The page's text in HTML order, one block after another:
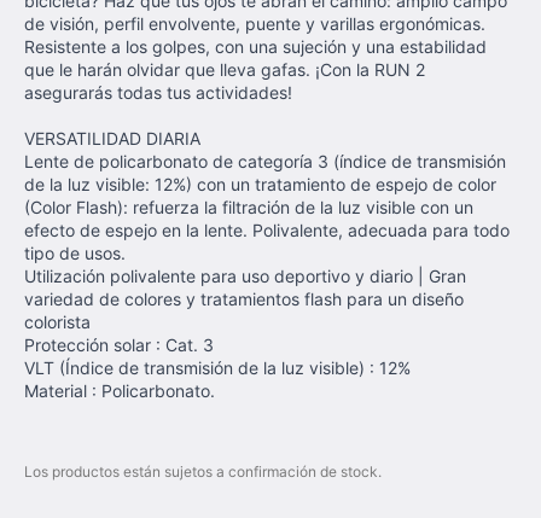
de visión, perfil envolvente, puente y varillas ergonómicas.
Resistente a los golpes, con una sujeción y una estabilidad
que le harán olvidar que lleva gafas. ¡Con la RUN 2
asegurarás todas tus actividades!
VERSATILIDAD DIARIA
Lente de policarbonato de categoría 3 (índice de transmisión
de la luz visible: 12%) con un tratamiento de espejo de color
(Color Flash): refuerza la filtración de la luz visible con un
efecto de espejo en la lente. Polivalente, adecuada para todo
tipo de usos.
Utilización polivalente para uso deportivo y diario | Gran
variedad de colores y tratamientos flash para un diseño
colorista
Protección solar : Cat. 3
VLT (Índice de transmisión de la luz visible) : 12%
Material : Policarbonato.
Los productos están sujetos a confirmación de stock.